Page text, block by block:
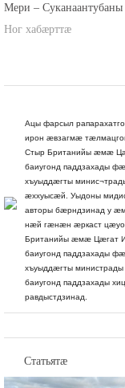
Мери –
Ног хабæрттæ
Ацы фарсыл
ирон æвзагмæ
Стыр Британийы æмæ
баиугонд паддзахады
хъуыддæгты
æххуысæй. Уыдоны
авторы бæрндзинад у
нæй гæнæн æркаст
Британийы æмæ Цæгат
баиугонд паддзахады
хъуыддæгты
баиугонд паддзахады
равдыстдзинад.
Статьятæ